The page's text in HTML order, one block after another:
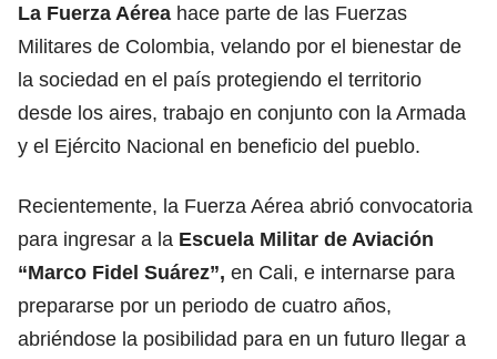
La Fuerza Aérea hace parte de las Fuerzas
Militares de Colombia, velando por el bienestar de
la sociedad en el país protegiendo el territorio
desde los aires, trabajo en conjunto con la Armada
y el Ejército Nacional en beneficio del pueblo.
Recientemente, la Fuerza Aérea abrió convocatoria
para ingresar a la Escuela Militar de Aviación
“Marco Fidel Suárez”, en Cali, e internarse para
prepararse por un periodo de cuatro años,
abriéndose la posibilidad para en un futuro llegar a